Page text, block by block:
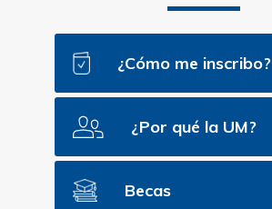
¿Cómo me inscribo?
¿Por qué la UM?
Becas